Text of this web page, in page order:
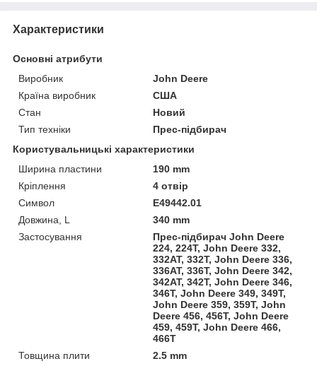
Характеристики
Основні атрибути
Виробник
John Deere
Країна виробник
США
Стан
Новий
Тип техніки
Прес-підбирач
Користувальницькі характеристики
Ширина пластини
190 mm
Кріплення
4 отвір
Символ
E49442.01
Довжина, L
340 mm
Застосування
Прес-підбирач John Deere
224, 224T, John Deere 332,
332AT, 332T, John Deere 336,
336AT, 336T, John Deere 342,
342AT, 342T, John Deere 346,
346T, John Deere 349, 349T,
John Deere 359, 359T, John
Deere 456, 456T, John Deere
459, 459T, John Deere 466,
466T
Товщина плити
2.5 mm